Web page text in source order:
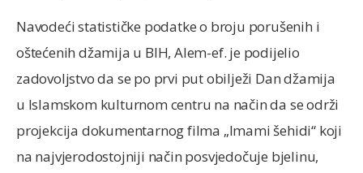
Navodeći statističke podatke o broju porušenih i
oštećenih džamija u BIH, Alem-ef. je podijelio
zadovoljstvo da se po prvi put obilježi Dan džamija
u Islamskom kulturnom centru na način da se održi
projekcija dokumentarnog filma „Imami šehidi“ koji
na najvjerodostojniji način posvjedočuje bjelinu,